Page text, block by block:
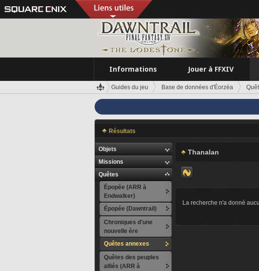
Informations Jouer à FFXIV
Guides du jeu Base de données d'Éorzéa
Résultats
Objets
Missions
Quêtes
Épopée (ARR à
Endwalker)
Épopée (Dawntrail)
Chroniques d'une
nouvelle ère
Quêtes annexes
Quêtes des peuples
alliés (ARR à
Thanalan
La recherche n'a donné